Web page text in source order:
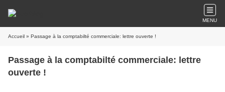
MENU
Accueil » Passage à la comptabilté commerciale: lettre ouverte !
Passage à la comptabilté commerciale: lettre
ouverte !